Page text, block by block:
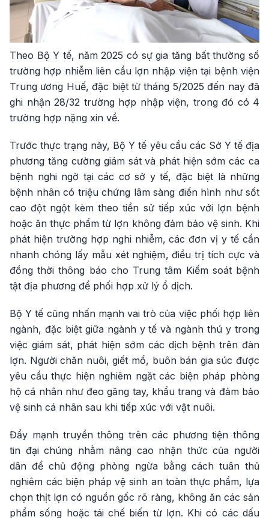
Theo Bộ Y tế, năm 2025 có sự gia tăng bất thường số
trường hợp nhiễm liên cầu lợn nhập viện tại bệnh viện
Trung ương Huế, đặc biệt từ tháng 5/2025 đến nay đã
ghi nhận 28/32 trường hợp nhập viện, trong đó có 4
trường hợp nặng xin về.
Trước thực trạng này, Bộ Y tế yêu cầu các Sở Y tế địa
phương tăng cường giám sát và phát hiện sớm các ca
bệnh nghi ngờ tại các cơ sở y tế, đặc biệt là những
bệnh nhân có triệu chứng lâm sàng điển hình như sốt
cao đột ngột kèm theo tiền sử tiếp xúc với lợn bệnh
hoặc ăn thực phẩm từ lợn không đảm bảo vệ sinh. Khi
phát hiện trường hợp nghi nhiễm, các đơn vị y tế cần
nhanh chóng lấy mẫu xét nghiệm, điều trị tích cực và
đồng thời thông báo cho Trung tâm Kiểm soát bệnh
tật địa phương để phối hợp xử lý ổ dịch.
Bộ Y tế cũng nhấn mạnh vai trò của việc phối hợp liên
ngành, đặc biệt giữa ngành y tế và ngành thú y trong
việc giám sát, phát hiện sớm các dịch bệnh trên đàn
lợn. Người chăn nuôi, giết mổ, buôn bán gia súc được
yêu cầu thực hiện nghiêm ngặt các biện pháp phòng
hộ cá nhân như đeo găng tay, khẩu trang và đảm bảo
vệ sinh cá nhân sau khi tiếp xúc với vật nuôi.
Đẩy mạnh truyền thông trên các phương tiện thông
tin đại chúng nhằm nâng cao nhận thức của người
dân để chủ động phòng ngừa bằng cách tuân thủ
nghiêm các biện pháp vệ sinh an toàn thực phẩm, lựa
chọn thịt lợn có nguồn gốc rõ ràng, không ăn các sản
phẩm sống hoặc tái chế biến từ lợn. Khi có các dấu